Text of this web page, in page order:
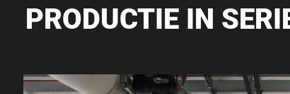
PRODUCTIE IN